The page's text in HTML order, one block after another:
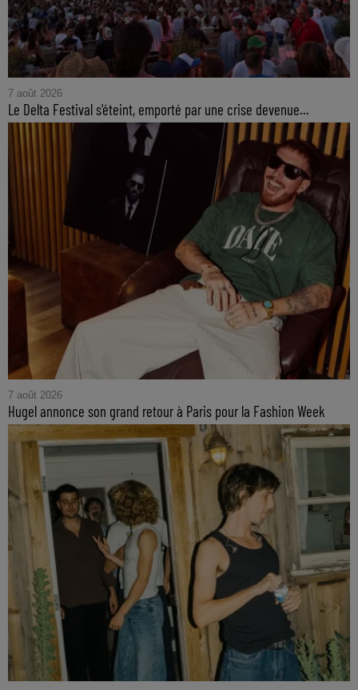
7 août 2026
Le Delta Festival s'éteint, emporté par une crise devenue...
7 août 2026
Hugel annonce son grand retour à Paris pour la Fashion Week